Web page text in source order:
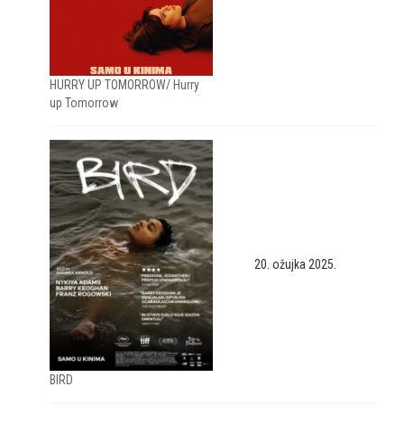
HURRY UP TOMORROW/ Hurry
up Tomorrow
BIRD
20. ožujka 2025.